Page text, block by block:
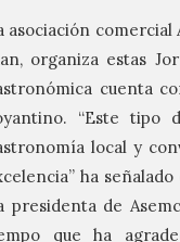
asociación
organiza estas
cuenta
“Este tipo
local y
ha
presidenta de
que ha